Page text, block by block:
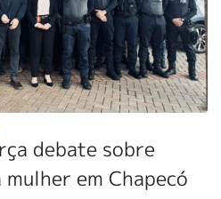
debate sobre
em Chapecó